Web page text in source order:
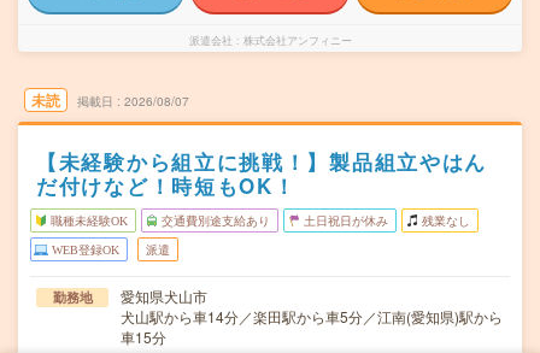
派遣会社 株式会社アンフィニー
未読 掲載日 2026/08/07
【未経験から組立に挑戦！】製品組立やはん
だ付けなど！時短もOK！
職種未経験OK 交通費別途支給あり 土日祝日が休み 残業なし
WEB登録OK 派遣
勤務地
愛知県犬山市
犬山駅から車14分／楽田駅から車5分／江南(愛知県)駅から
車15分